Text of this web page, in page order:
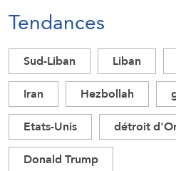
Tendances
Sud-Liban Liban
Iran
Hezbollah
Etats-Unis
détroit
Donald Trump